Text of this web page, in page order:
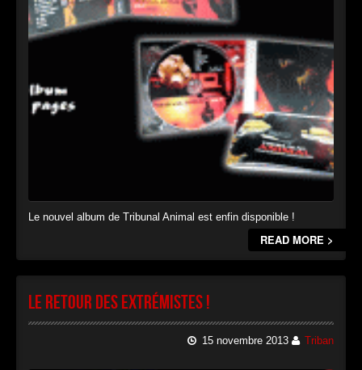
Le nouvel album de Tribunal Animal est enfin disponible !
READ MORE >
Le retour des extrémistes !
15 novembre 2013 Triban